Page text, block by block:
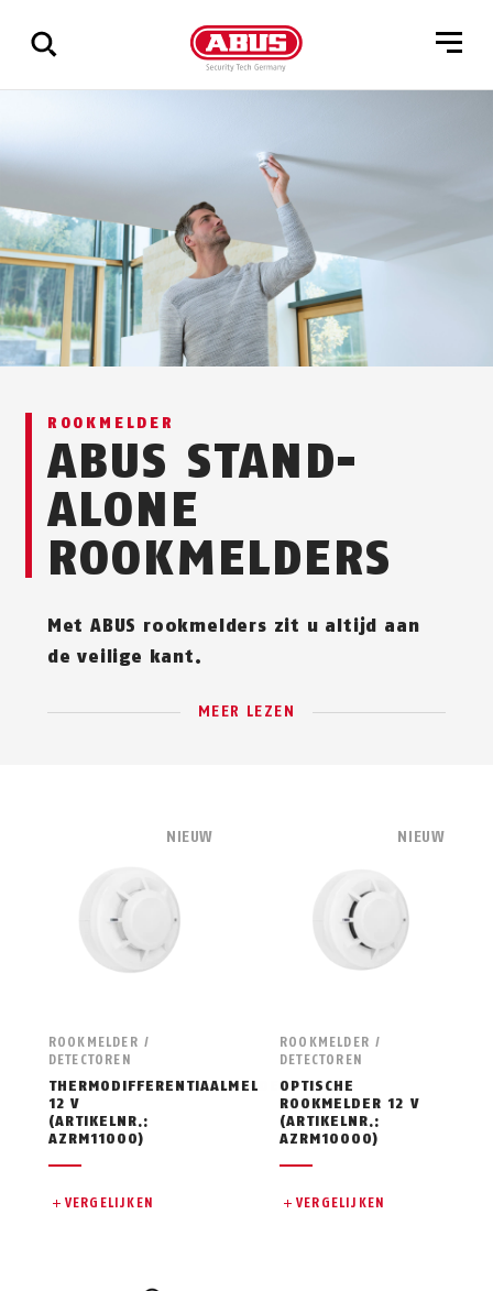
weer
ROOKMELDER
ABUS STAND-
ALONE
ROOKMELDERS
Met ABUS rookmelders zit u altijd aan
de veilige kant.
MEER LEZEN
ROOKMELDER /
DETECTOREN
THERMODIFFERENTIAALMELDER
12 V
(ARTIKELNR.:
AZRM11000)
VERGELIJKEN
NIEUW
ROOKMELDER /
DETECTOREN
OPTISCHE
ROOKMELDER 12 V
(ARTIKELNR.:
AZRM10000)
VERGELIJKEN
NIEUW